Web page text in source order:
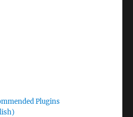
Plugins